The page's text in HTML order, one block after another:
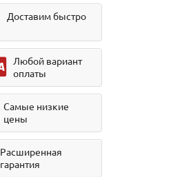
Доставим быстро
Любой вариант
оплаты
Самые низкие
цены
Расширенная
гарантия